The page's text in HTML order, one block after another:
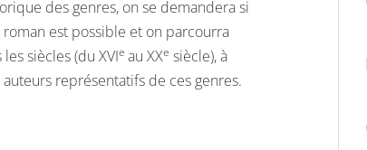
des genres, on se demandera si
est possible et on parcourra
siècles (du XVIe au XXe siècle), à
représentatifs de ces genres.